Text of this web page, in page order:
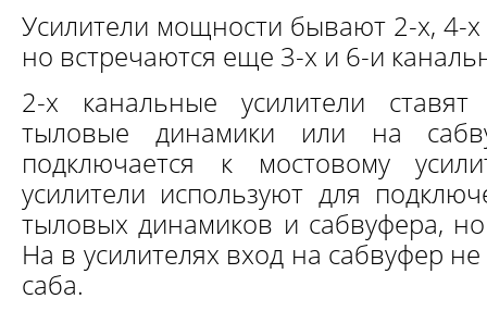
Усилители мощности бывают 2-х, 4-
но встречаются еще 3-х и 6-и
2-х канальные усилители
тыловые динамики или на
подключается к мостовому
усилители используют для
тыловых динамиков и сабвуфера, но
На в усилителях вход на сабвуфер
саба.